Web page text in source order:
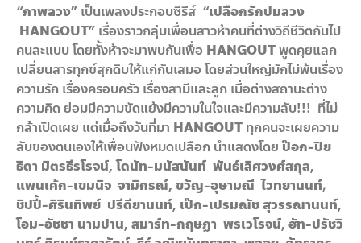
“ภาพลวง” เป็นเพลงประกอบซีรีส์ “เปลือกรักปมลวง
HANGOUT” เรื่องราวกลุ่มเพื่อนสาวห้าคนที่ต่างวิถีชีวิตกันไป
คนละแบบ โดยทั้งห้าจะมาพบกันเพื่อ HANGOUTพูดคุยแลก
เปลี่ยนสารทุกข์สุกดิบให้แก่กันเสมอ โดยส่วนใหญ่มักไม่พ้นเรื่อง
ความรัก เรื่องครอบครัว เรื่องสามีและลูก เมื่อต่างสถานะต่าง
ความคิด ย่อมมีความขัดแย้งมีความในใจและมีความลับ!!! ที่ไม่
กล้าเปิดเผย แต่เมื่อถึงวันที่มา HANGOUT ทุกคนจะเผยความ
ลับของตนเองให้เพื่อนฟังหมดเปลือก นำแสดงโดย ป๊อก-ปิย
ธิดา มิตรธีรโรจน์, โดนัท-มนัสนันท์ พันธ์เลิศวงศ์สกุล,
แพนเค้ก-เขมนิจ จามิกรณ์, ขวัญ-อุษามณี ไวทยานนท์,
ชิปปี้-ศิรินทิพย์ ปรีดียานนท์, เป๊ก-เปรมณัช สุวรรณานนท์,
โอม-อัชชา นามปาน, สมาร์ท-กฤษฏา พรเวโรจน์, ฮัท-ปรัชวิ